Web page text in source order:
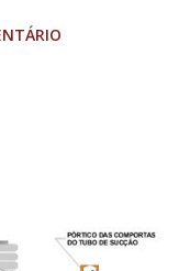
oscilando entre
Pimentel (PT),
em segundo
14%. Os tucanos
presidencial na